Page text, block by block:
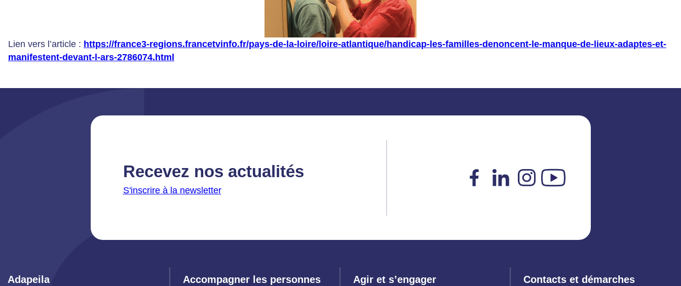
Lien vers l’article : https://france3-regions.francetvinfo.fr/pays-de-la-loire/loire-atlantique/handicap-les-familles-denoncent-le-manque-de-lieux-adaptes-et-
manifestent-devant-l-ars-2786074.html
Recevez nos actualités
S'inscrire à la newsletter
Facebook
LinkedIn
Instagram
YouTube
Adapeila Accompagner les personnes Agir et s’engager Contacts et démarches